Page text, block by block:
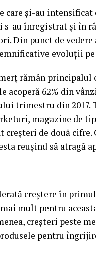
care şi-au
s-au înregistrat şi în
Din punct de
evoluţii
rămân principalul
acoperă 62% din
trimestru din 2017.
magazine de
de două
reuşind să atragă
creştere în
mult pentru
creşteri peste
pentru